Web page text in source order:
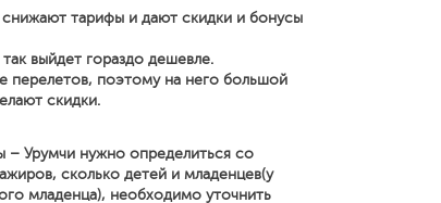
снижают тарифы и дают скидки и бонусы
выйдет гораздо дешевле.
перелетов, поэтому на него большой
скидки.
– Урумчи нужно определиться со
сколько детей и младенцев(у
младенца), необходимо уточнить